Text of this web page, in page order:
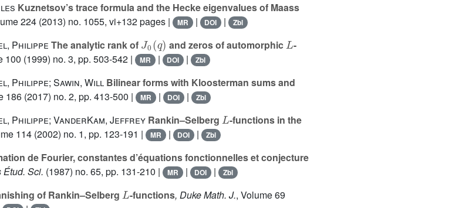
Kuznetsov’s trace formula and the Hecke eigenvalues of Maass
224 (2013) no. 1055, vi+132 pages | MR | DOI | Zbl
Philippe The analytic rank of
J0 ( q
and zeros of automorphic
L
-
100 (1999) no. 3, pp. 503-542 | MR | DOI | Zbl
Philippe; Sawin, Will Bilinear forms with Kloosterman sums and
186 (2017) no. 2, pp. 413-500 | MR | DOI | Zbl
Philippe; VanderKam, Jeffrey Rankin–Selberg
L
-functions in the
114 (2002) no. 1, pp. 123-191 | MR | DOI | Zbl
de Fourier, constantes d’équations fonctionnelles et conjecture
Étud. Sci. (1987) no. 65, pp. 131-210 | MR | DOI | Zbl
of Rankin–Selberg
L
-functions, Duke Math. J., Volume 69